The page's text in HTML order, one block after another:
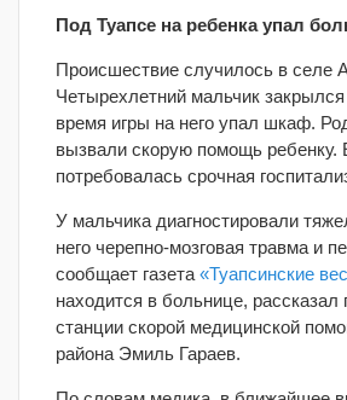
Под Туапсе на ребенка упал
Происшествие случилось в селе
Четырехлетний мальчик
время игры на него упал шкаф.
вызвали скорую помощь ребенку.
потребовалась срочная
У мальчика диагностировали
него черепно-мозговая травма и
сообщает газета «Туапсинские
находится в больнице, рассказал
станции скорой медицинской
района Эмиль Гараев.